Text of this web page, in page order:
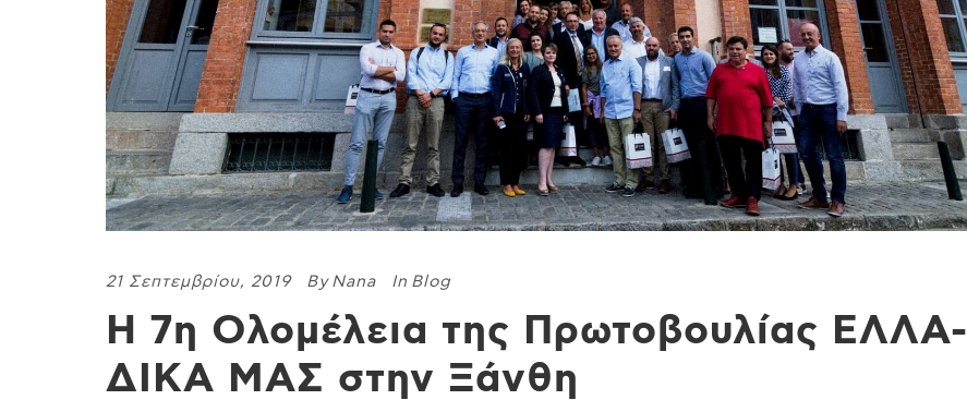
21 Σεπτεμβρίου, 2019 By Nana In Blog
Η 7η Ολομέλεια της Πρωτοβουλίας ΕΛΛΑ-
ΔΙΚΑ ΜΑΣ στην Ξάνθη